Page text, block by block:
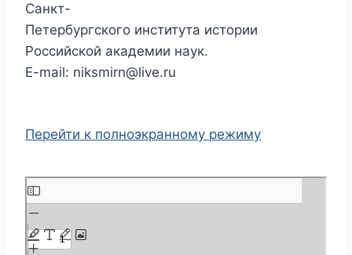
Санкт-
Петербургского института истории
Российской академии наук.
E-mail: niksmirn@live.ru
Перейти к полноэкранному режиму
П
е
р
е